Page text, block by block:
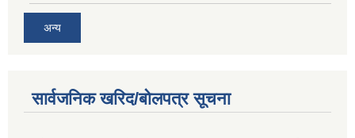
अन्य
सार्वजनिक खरिद/बोलपत्र सूचना